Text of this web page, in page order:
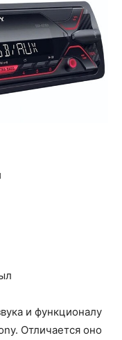
и функционалу
Отличается оно